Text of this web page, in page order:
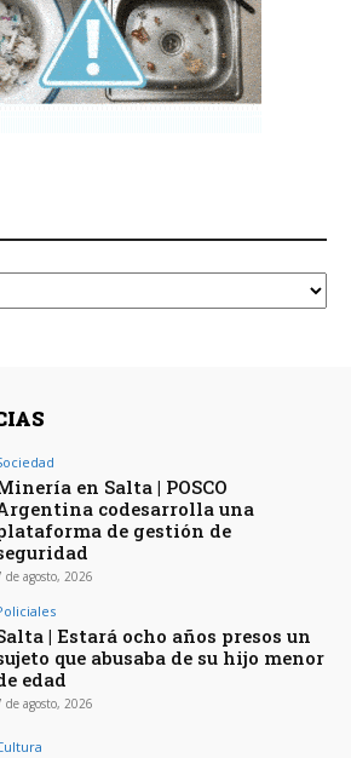
en Salta | POSCO
codesarrolla una
de gestión de
de agosto, 2026
| Estará ocho años presos un
que abusaba de su hijo menor
edad
de agosto, 2026